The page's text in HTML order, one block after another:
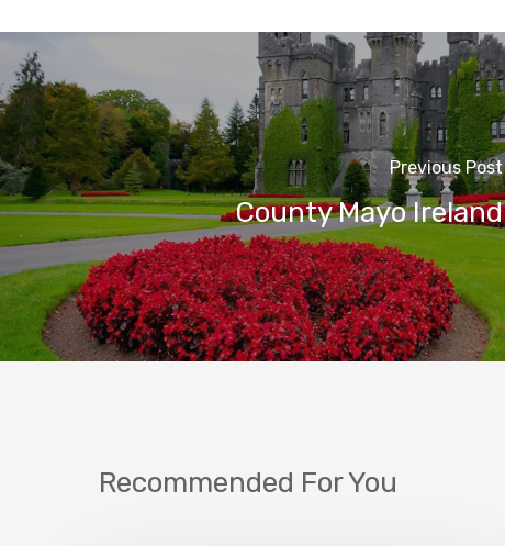
Previous Post
County Mayo Ireland
Recommended For You